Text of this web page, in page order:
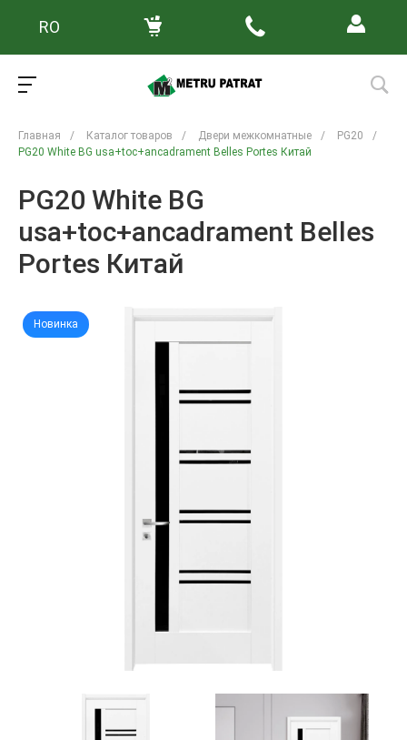
RO
Главная / Каталог товаров / Двери межкомнатные / PG20
/
PG20 White BG usa+toc+ancadrament Belles Portes Китай
PG20 White BG
usa+toc+ancadrament Belles
Portes Китай
Новинка